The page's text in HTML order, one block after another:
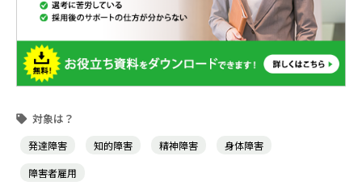
発達障害 知的障害 精神障害
身体障害
障害者雇用